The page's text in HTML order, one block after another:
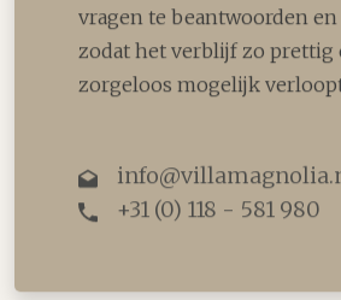
vragen te beantwoorden
zodat het verblijf zo prettig
zorgeloos mogelijk
+31 (0) 118 - 581 980